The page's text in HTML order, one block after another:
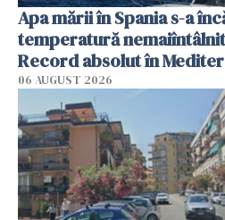
Apa mării în Spania s-a
temperatură
Record absolut în
06 AUGUST 2026